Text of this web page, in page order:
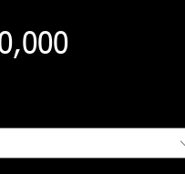
Price